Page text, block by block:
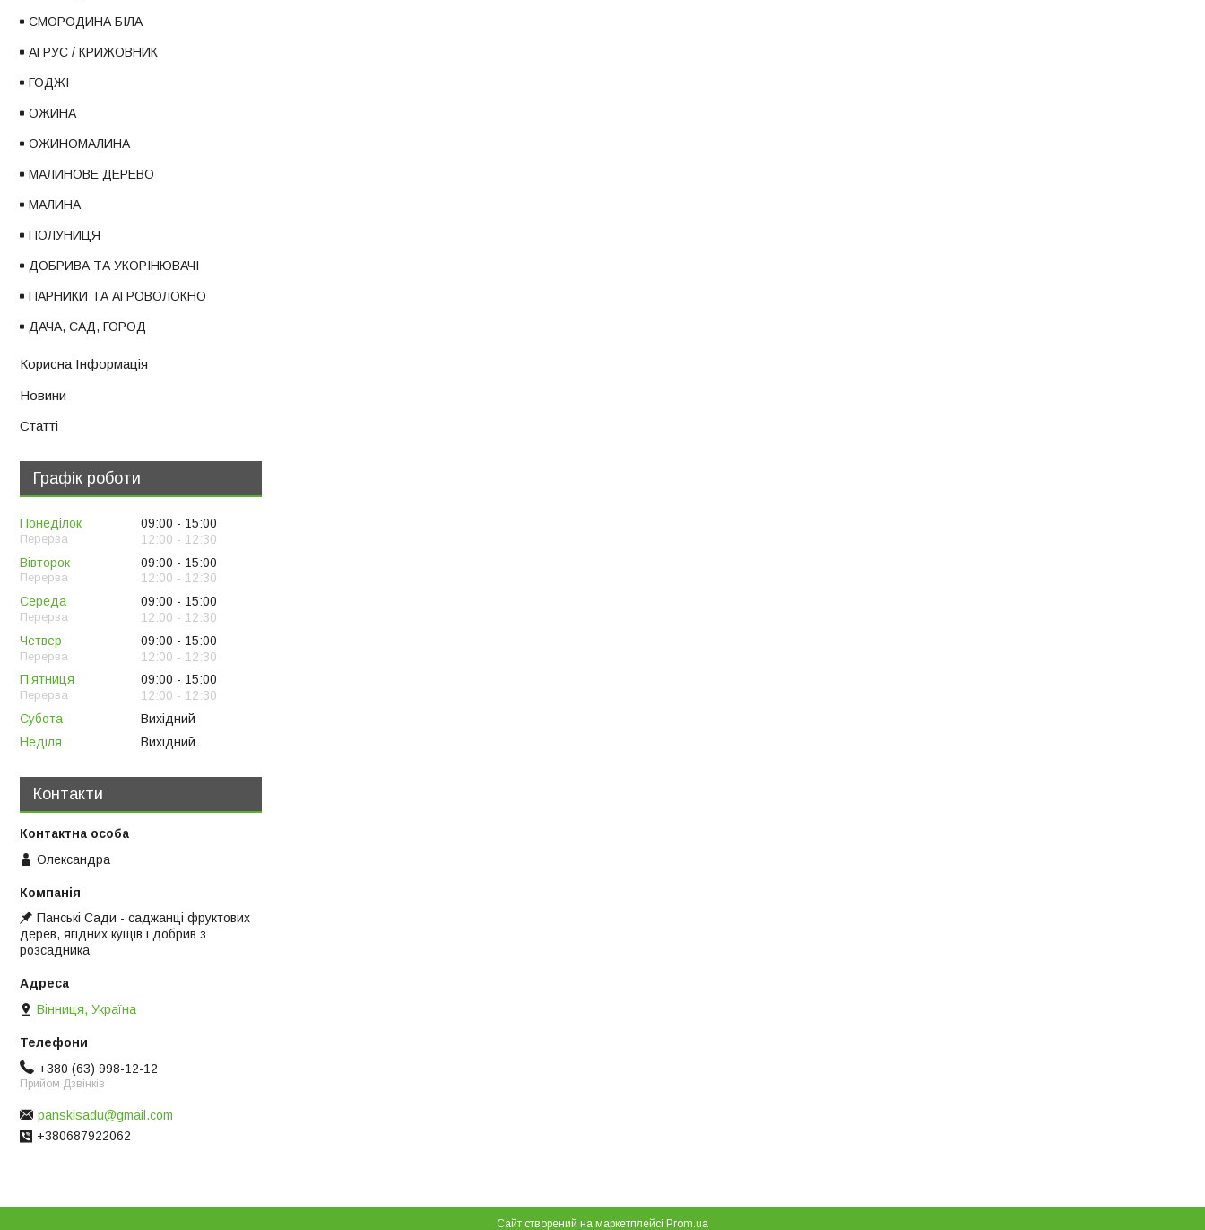
СМОРОДИНА БІЛА
АГРУС / КРИЖОВНИК
ГОДЖІ
ОЖИНА
ОЖИНОМАЛИНА
МАЛИНОВЕ ДЕРЕВО
МАЛИНА
ПОЛУНИЦЯ
ДОБРИВА ТА УКОРІНЮВАЧІ
ПАРНИКИ ТА АГРОВОЛОКНО
ДАЧА, САД, ГОРОД
Корисна Інформація
Новини
Статті
Графік роботи
Понеділок 09:00
15:00
12:00
12:30
Вівторок
09:00
15:00
12:00
12:30
Середа
09:00
15:00
12:00
12:30
Четвер
09:00
15:00
12:00
12:30
Пʼятниця
09:00
15:00
12:00
12:30
Субота
Вихідний
Неділя
Вихідний
Контакти
Олександра
Панські Сади - саджанці фруктових
дерев, ягідних кущів і добрив з
розсадника
Вінниця, Україна
+380 (63) 998-12-12
Прийом Дзвінків
panskisadu@gmail.com
+380687922062
Сайт створений на маркетплейсі Prom.ua